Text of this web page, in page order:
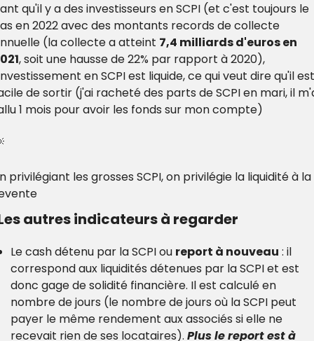
qu'il y a des investisseurs en SCPI (et c'est toujours le
en 2022 avec des montants records de collecte
(la collecte a atteint 7,4 milliards d'euros en
, soit une hausse de 22% par rapport à 2020),
en SCPI est liquide, ce qui veut dire qu'il est
de sortir (j'ai racheté des parts de SCPI en mari, il
1 mois pour avoir les fonds sur mon compte)
privilégiant les grosses SCPI, on privilégie la liquidité à la
autres indicateurs à regarder
Le cash détenu par la SCPI ou report à nouveau : il
correspond aux liquidités détenues par la SCPI et est
donc gage de solidité financière. Il est calculé en
nombre de jours (le nombre de jours où la SCPI peut
payer le même rendement aux associés si elle ne
recevait rien de ses locataires). Plus le report est à